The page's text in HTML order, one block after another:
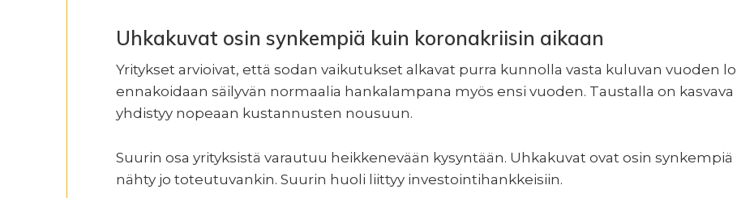
Uhkakuvat osin synkempiä kuin koronakriisin aikaan
Yritykset arvioivat, että sodan vaikutukset alkavat purra kunnolla vasta kuluvan vuoden
ennakoidaan säilyvän normaalia hankalampana myös ensi vuoden. Taustalla on
yhdistyy nopeaan kustannusten nousuun.
Suurin osa yrityksistä varautuu heikkenevään kysyntään. Uhkakuvat ovat osin
nähty jo toteutuvankin. Suurin huoli liittyy investointihankkeisiin.